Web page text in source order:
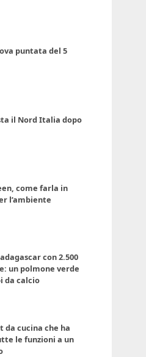
puntata del 5
il Nord Italia dopo
come farla in
l’ambiente
con 2.500
un polmone verde
da calcio
cucina che ha
le funzioni a un